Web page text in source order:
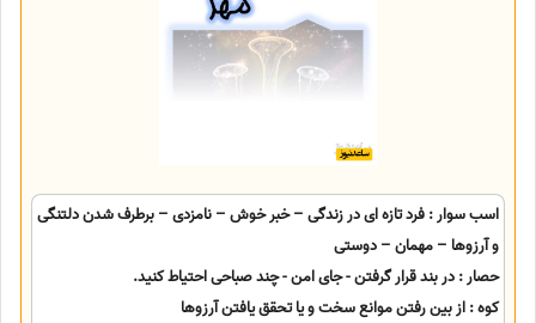
اسب سوار : فرد تازه ای در زندگی – خبر خوش – نامزدی – برطرف شدن دلتنگی
و آرزوها – مهمان – دوستی
حصار : در بند قرار گرفتن - جای امن - چند صباحی احتیاط کنید.
کوه : از بین رفتن موانع سخت و یا تحقق یافتن آرزوها